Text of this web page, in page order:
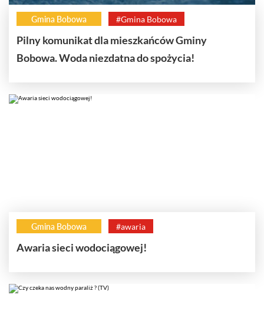
Gmina Bobowa #Gmina Bobowa
Pilny komunikat dla mieszkańców Gminy
Bobowa. Woda niezdatna do spożycia!
Gmina Bobowa #awaria
Awaria sieci wodociągowej!